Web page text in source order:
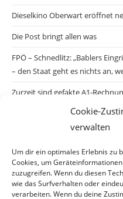
Cookie-
verwalten
Um dir ein optimales Erlebnis zu
Cookies, um
zuzugreifen. Wenn du diesen
wie das Surfverhalten oder
verarbeiten. Wenn du deine
Dieselkino Oberwart eröffnet
Die Post bringt allen was
FPÖ – Schnedlitz: „Bablers
– den Staat geht es nichts an,
Zurzeit sind gefakte A1-
Salzburgs Juden und ihre
die Gefahr endlich konkret!“
Biologisches Wunder in Ceuta
Ein vermeintliches